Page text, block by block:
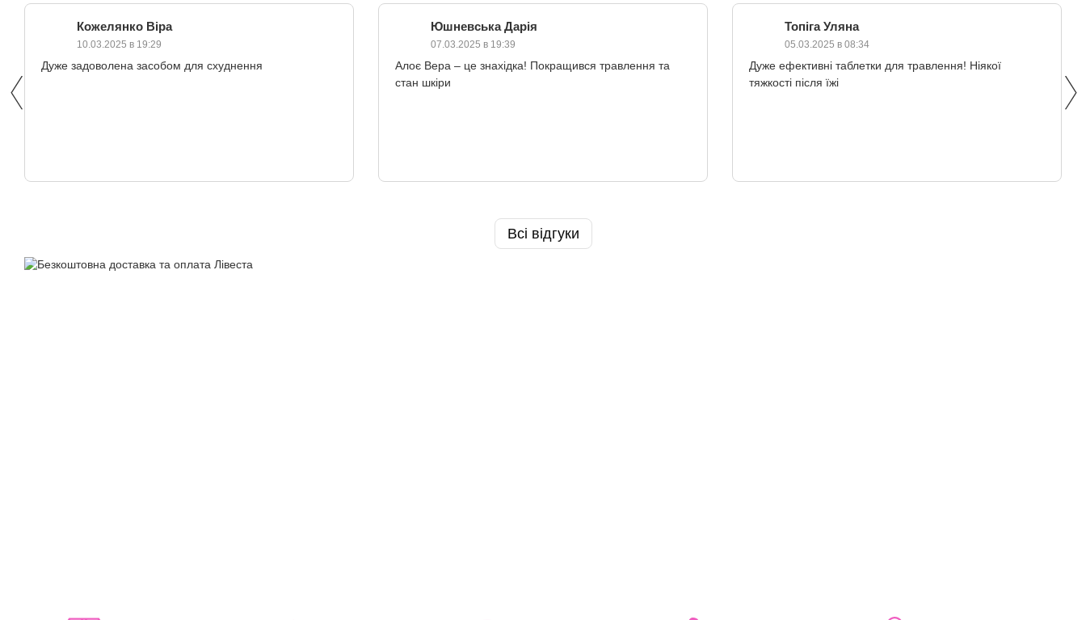
Кожелянко Віра
10.03.2025 в 19:29
Дуже задоволена засобом для схуднення
Юшневська Дарія
07.03.2025 в 19:39
Алоє Вера – це знахідка! Покращився травлення та
стан шкіри
Топіга Уляна
05.03.2025 в 08:34
Дуже ефективні таблетки для травлення! Ніякої
тяжкості після їжі
Всі відгуки